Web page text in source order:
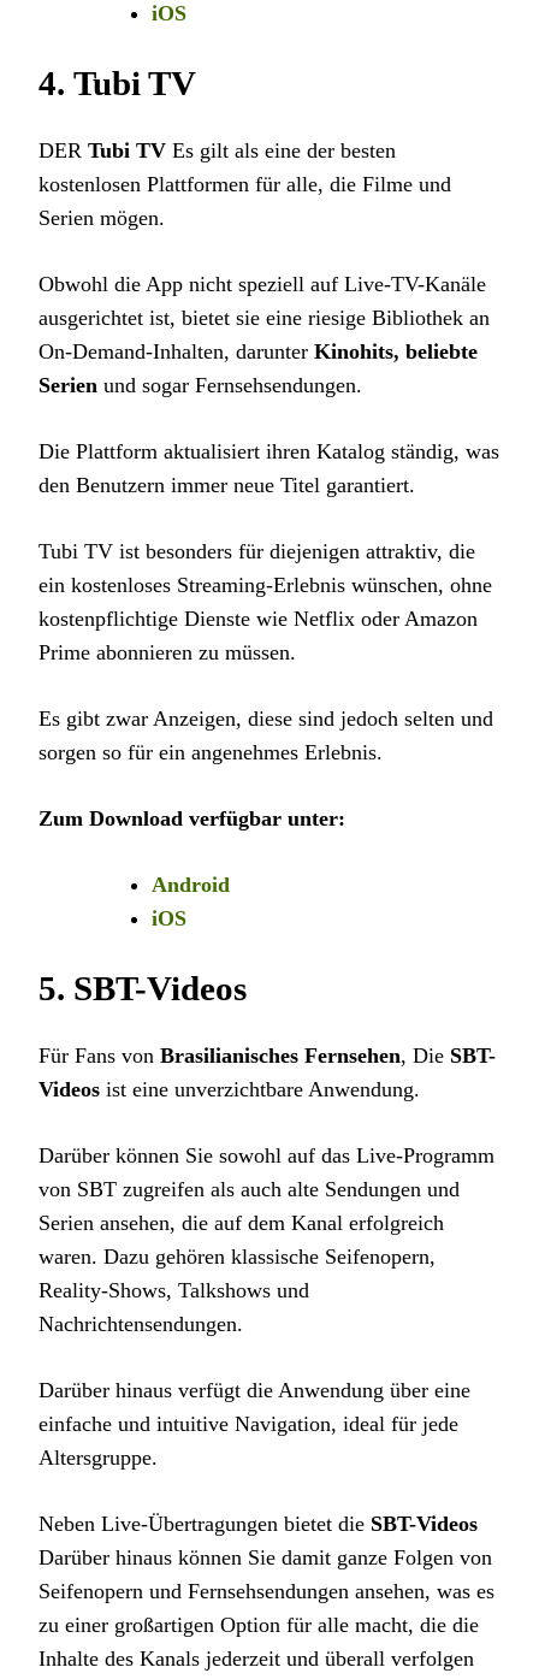
iOS
4. Tubi TV
DER Tubi TV Es gilt als eine der besten
kostenlosen Plattformen für alle, die Filme und
Serien mögen.
Obwohl die App nicht speziell auf Live-TV-Kanäle
ausgerichtet ist, bietet sie eine riesige Bibliothek an
On-Demand-Inhalten, darunter Kinohits, beliebte
Serien und sogar Fernsehsendungen.
Die Plattform aktualisiert ihren Katalog ständig, was
den Benutzern immer neue Titel garantiert.
Tubi TV ist besonders für diejenigen attraktiv, die
ein kostenloses Streaming-Erlebnis wünschen, ohne
kostenpflichtige Dienste wie Netflix oder Amazon
Prime abonnieren zu müssen.
Es gibt zwar Anzeigen, diese sind jedoch selten und
sorgen so für ein angenehmes Erlebnis.
Zum Download verfügbar unter:
Android
iOS
5. SBT-Videos
Für Fans von Brasilianisches Fernsehen, Die SBT-
Videos ist eine unverzichtbare Anwendung.
Darüber können Sie sowohl auf das Live-Programm
von SBT zugreifen als auch alte Sendungen und
Serien ansehen, die auf dem Kanal erfolgreich
waren. Dazu gehören klassische Seifenopern,
Reality-Shows, Talkshows und
Nachrichtensendungen.
Darüber hinaus verfügt die Anwendung über eine
einfache und intuitive Navigation, ideal für jede
Altersgruppe.
Neben Live-Übertragungen bietet die SBT-Videos
Darüber hinaus können Sie damit ganze Folgen von
Seifenopern und Fernsehsendungen ansehen, was es
zu einer großartigen Option für alle macht, die die
Inhalte des Kanals jederzeit und überall verfolgen